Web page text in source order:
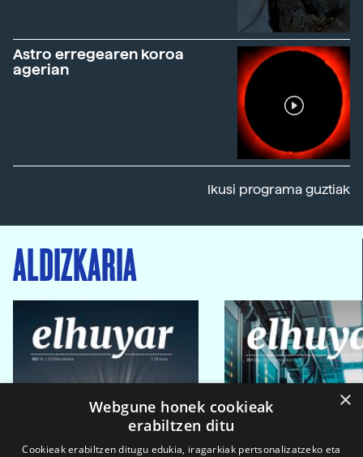
Astro erregearen koroa
agerian
Ikusi programa guztiak
ALDIZKARIA
×
Webgune honek cookieak
erabiltzen ditu
Cookieak erabiltzen ditugu edukia, iragarkiak pertsonalizatzeko eta